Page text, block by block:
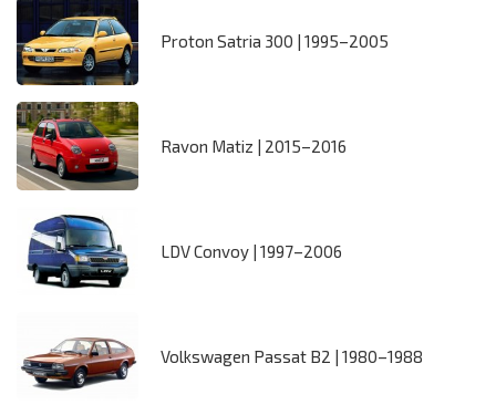
Proton Satria 300 | 1995–2005
Ravon Matiz | 2015–2016
LDV Convoy | 1997–2006
Volkswagen Passat B2 | 1980–1988